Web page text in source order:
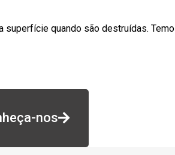
superfície quando são destruídas.
nos